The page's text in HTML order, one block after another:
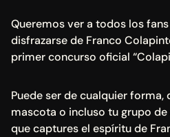
Queremos ver a todos los
disfrazarse de Franco
primer concurso oficial
Puede ser de cualquier forma,
mascota o incluso tu grupo
que captures el espíritu de